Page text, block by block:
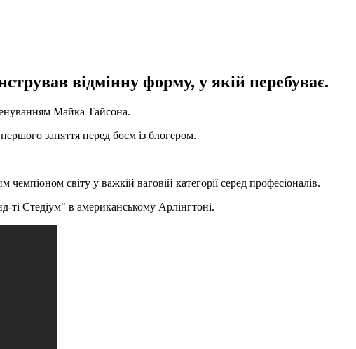
відмінну форму, у якій перебуває.
Майка Тайсона.
заняття перед боєм із блогером.
світу у важкій ваговій категорії серед професіоналів.
ті Стедіум" в американському Арлінгтоні.